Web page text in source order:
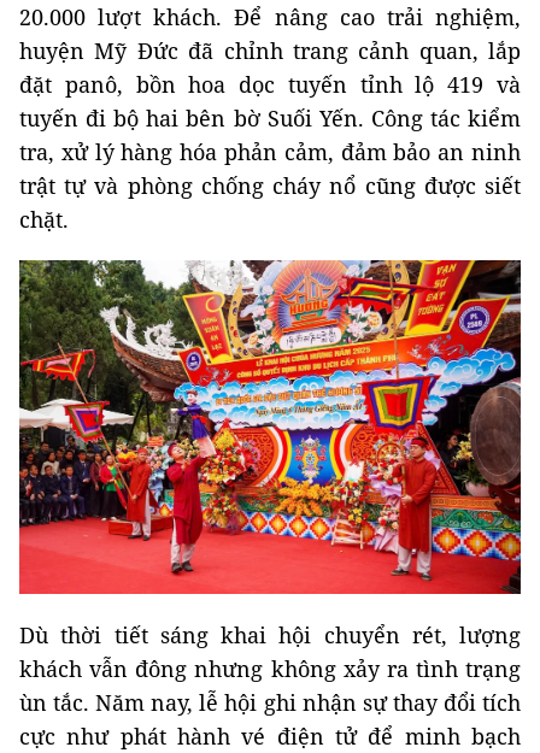
20.000 lượt khách. Để nâng cao trải nghiệm,
huyện Mỹ Đức đã chỉnh trang cảnh quan, lắp
đặt panô, bồn hoa dọc tuyến tỉnh lộ 419 và
tuyến đi bộ hai bên bờ Suối Yến. Công tác kiểm
tra, xử lý hàng hóa phản cảm, đảm bảo an ninh
trật tự và phòng chống cháy nổ cũng được siết
chặt.
Dù thời tiết sáng khai hội chuyển rét, lượng
khách vẫn đông nhưng không xảy ra tình trạng
ùn tắc. Năm nay, lễ hội ghi nhận sự thay đổi tích
cực như phát hành vé điện tử để minh bạch